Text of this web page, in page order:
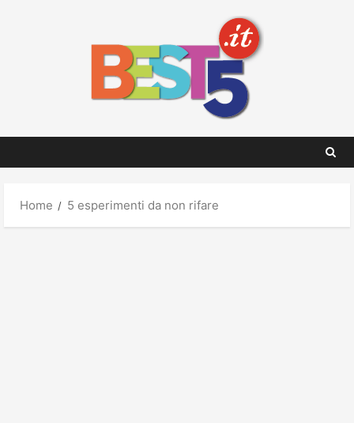
Home 5 esperimenti da non rifare